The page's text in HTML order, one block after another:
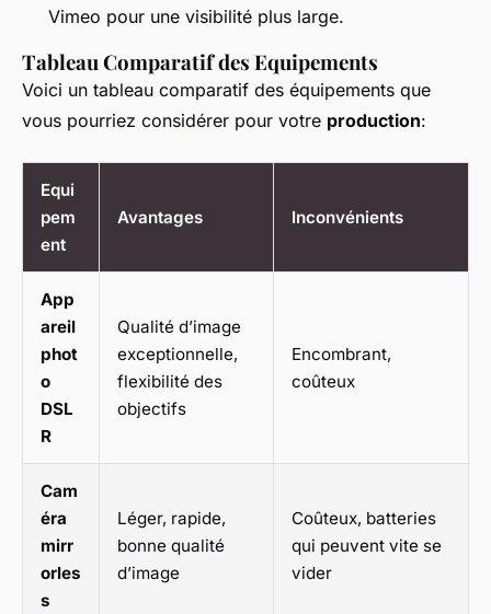
Vimeo pour une visibilité plus large.
Tableau Comparatif des Equipements
Voici un tableau comparatif des équipements que
vous pourriez considérer pour votre production:
Equi
pem
ent
Avantages Inconvénients
App
areil
phot
o
DSL
R
Qualité d’image
exceptionnelle,
flexibilité des
objectifs
Encombrant,
coûteux
Cam
éra
mirr
orles
s
Léger, rapide,
bonne qualité
d’image
Coûteux, batteries
qui peuvent vite se
vider